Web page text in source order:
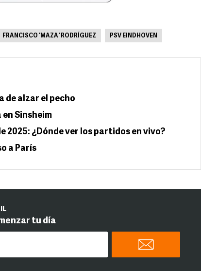
FRANCISCO 'MAZA' RODRÍGUEZ PSV EINDHOVEN
de alzar el pecho
Sinsheim
2025: ¿Dónde ver los partidos en vivo?
a París
tu día